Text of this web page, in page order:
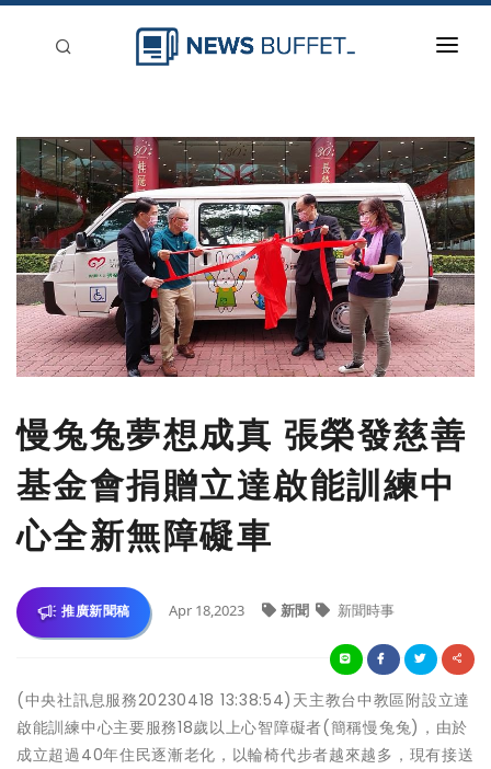
新聞稿分類
登入
刊登
慢兔兔夢想成真 張榮發慈善
基金會捐贈立達啟能訓練中
心全新無障礙車
推廣新聞稿 Apr 18,2023 新聞 新聞時事
(中央社訊息服務20230418 13:38:54)天主教台中教區附設立達
啟能訓練中心主要服務18歲以上心智障礙者(簡稱慢兔兔)，由於
成立超過40年住民逐漸老化，以輪椅代步者越來越多，現有接送